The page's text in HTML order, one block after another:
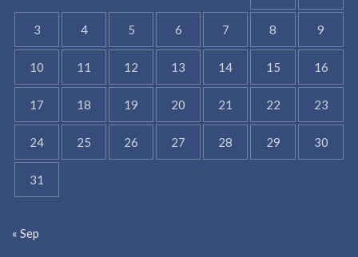
3 4 5 6 7 8 9
10 11 12 13 14 15 16
17 18 19 20 21 22 23
24 25 26 27 28 29 30
31
« Sep